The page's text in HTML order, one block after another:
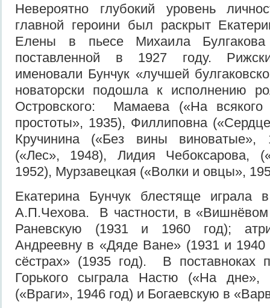
Невероятно глубокий уровень
главной героини был раскрыт
Елены в пьесе Михаила
поставленной в 1927 году.
именовали Бунчук «лучшей
новаторски подошла к исполнению
Островского: Мамаева («На всякого
простоты», 1935), Филлиповна
Кручинина («Без вины виноватые»,
(«Лес», 1948), Лидия Чебоксарова,
1952), Мурзавецкая («Волки и овцы»,
Екатерина Бунчук блестяще играла
А.П.Чехова. В частности, в «Вишнёвом
Раневскую (1931 и 1960 год);
Андреевну в «Дяде Ване» (1931 и
сёстрах» (1935 год). В поставноках
Горького сыграла Настю («На дне»,
(«Враги», 1946 год) и Богаевскую в